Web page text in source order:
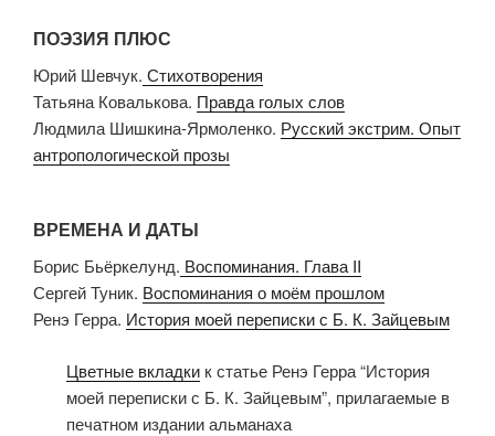
ПОЭЗИЯ ПЛЮС
Юрий Шевчук. Стихотворения
Татьяна Ковалькова. Правда голых слов
Людмила Шишкина-Ярмоленко. Русский экстрим. Опыт
антропологической прозы
ВРЕМЕНА И ДАТЫ
Борис Бьёркелунд. Воспоминания. Глава II
Сергей Туник. Воспоминания о моём прошлом
Ренэ Герра. История моей переписки с Б. К. Зайцевым
Цветные вкладки к статье Ренэ Герра “История
моей переписки с Б. К. Зайцевым”, прилагаемые в
печатном издании альманаха